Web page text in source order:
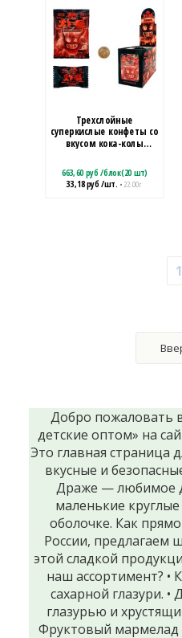
Трехслойные
суперкислые конфеты со
вкусом кока-колы
663,60руб /блок(20 шт)
33,18руб /шт. • 22.00 г
1
Добро пожаловать
детские оптом» на
Это главная страница
вкусные и
Драже — любимое
маленькие
оболочке. Как
России, предлагаем
этой сладкой
наш ассортимент? •
сахарной глазури.
глазурью и
Фруктовый мармелад